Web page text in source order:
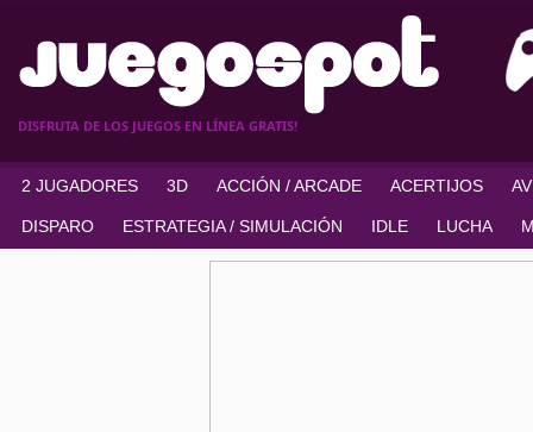
DISFRUTA DE LOS JUEGOS EN LÍNEA GRATIS!
2 JUGADORES 3D ACCIÓN / ARCADE ACERTIJOS
DISPARO ESTRATEGIA / SIMULACIÓN IDLE LUCHA